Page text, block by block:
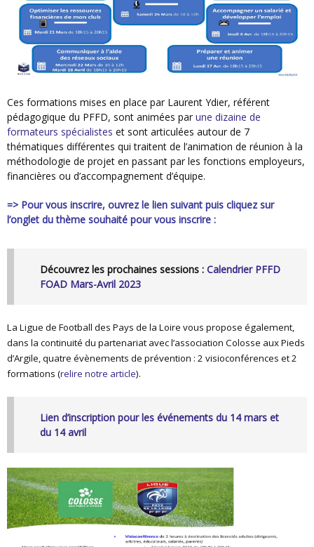
Ces formations mises en place par Laurent Ydier, référent
pédagogique du PFFD, sont animées par une dizaine de
formateurs spécialistes et sont articulées autour de 7
thématiques différentes qui traitent de l’animation de réunion à la
méthodologie de projet en passant par les fonctions employeurs,
financières ou d’accompagnement d’équipe.
=> Pour vous inscrire, ouvrez le lien suivant puis cliquez sur
l’onglet du thème souhaité pour vous inscrire :
Découvrez les prochaines sessions : Calendrier PFFD
FOAD Mars-Avril 2023
La Ligue de Football des Pays de la Loire vous propose également,
dans la continuité du partenariat avec l’association Colosse aux Pieds
d’Argile, quatre évènements de prévention : 2 visioconférences et 2
formations (relire notre article).
Lien d’inscription pour les événements du 14 mars et
du 14 avril